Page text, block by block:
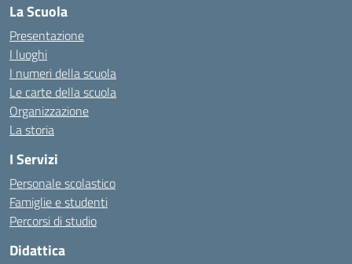
La Scuola
Presentazione
I luoghi
I numeri della scuola
Le carte della scuola
Organizzazione
La storia
I Servizi
Personale scolastico
Famiglie e studenti
Percorsi di studio
Didattica